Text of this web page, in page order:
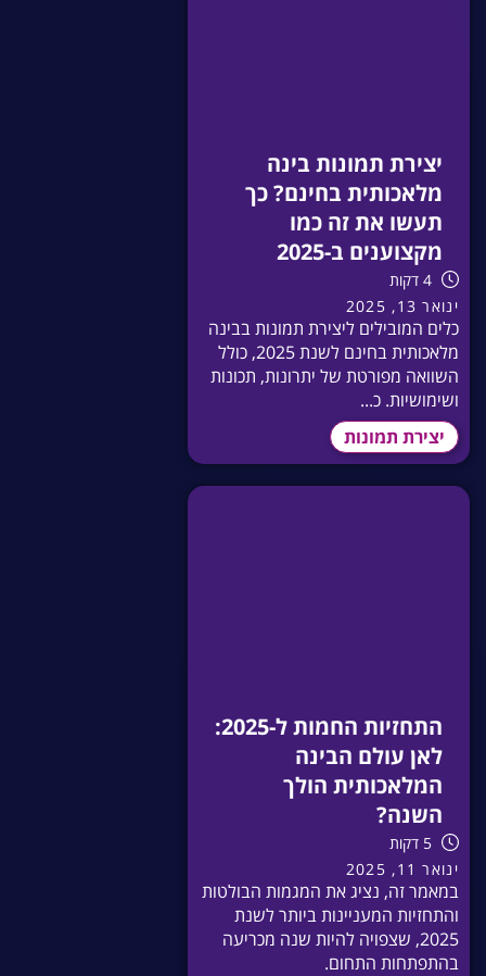
יצירת תמונות בינה
מלאכותית בחינם? כך
תעשו את זה כמו
מקצוענים ב-2025
4 דקות
ינואר 13, 2025
כלים המובילים ליצירת תמונות בבינה
מלאכותית בחינם לשנת 2025, כולל
השוואה מפורטת של יתרונות, תכונות
ושימושיות. כ...
יצירת תמונות
התחזיות החמות ל-2025:
לאן עולם הבינה
המלאכותית הולך
השנה?
5 דקות
ינואר 11, 2025
במאמר זה, נציג את המגמות הבולטות
והתחזיות המעניינות ביותר לשנת
2025, שצפויה להיות שנה מכריעה
בהתפתחות התחום.